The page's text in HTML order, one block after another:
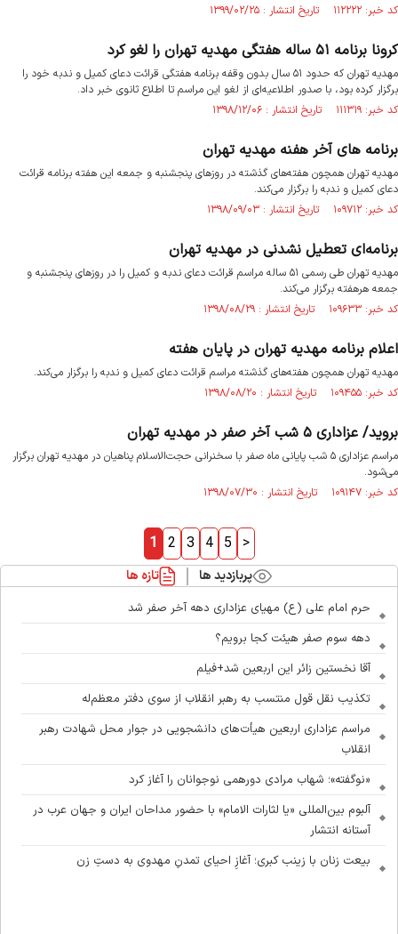
کد خبر: ۱۱۲۲۲۲ تاریخ انتشار : ۱۳۹۹/۰۲/۲۵
کرونا برنامه ۵۱ ساله هفتگی مهدیه تهران را لغو کرد
مهدیه تهران که حدود ۵۱ سال بدون وقفه برنامه هفتگی قرائت دعای کمیل و ندبه خود را
برگزار کرده بود، با صدور اطلاعیه‌ای از لغو این مراسم تا اطلاع ثانوی خبر داد.
کد خبر: ۱۱۱۳۱۹ تاریخ انتشار : ۱۳۹۸/۱۲/۰۶
برنامه های آخر هفنه مهدیه تهران
مهدیه تهران همچون هفته‌های گذشته در روز‌های پنجشنبه و جمعه این هفته برنامه قرائت
دعای کمیل و ندبه را برگزار می‌کند.
کد خبر: ۱۰۹۷۱۲ تاریخ انتشار : ۱۳۹۸/۰۹/۰۳
برنامه‌ای تعطیل نشدنی در مهدیه تهران
مهدیه تهران طی رسمی ۵۱ ساله مراسم قرائت دعای ندبه و کمیل را در روزهای پنجشنبه و
جمعه هرهفته برگزار می‌کند.
کد خبر: ۱۰۹۶۳۳ تاریخ انتشار : ۱۳۹۸/۰۸/۲۹
اعلام برنامه مهدیه تهران در پایان هفته
مهدیه تهران همچون هفته‌های گذشته مراسم قرائت دعای کمیل و ندبه را برگزار می‌کند.
کد خبر: ۱۰۹۴۵۵ تاریخ انتشار : ۱۳۹۸/۰۸/۲۰
بروید/ عزاداری ۵ شب آخر صفر در مهدیه تهران
مراسم عزاداری ۵ شب پایانی ماه صفر با سخنرانی حجت‌الاسلام پناهیان در مهدیه تهران برگزار
می‌شود.
کد خبر: ۱۰۹۱۴۷ تاریخ انتشار : ۱۳۹۸/۰۷/۳۰
1 2 3 4 5 >
پربازدید ها تازه ها
حرم امام علی (ع) مهیای عزاداری دهه آخر صفر شد
دهه سوم صفر هیئت کجا برویم؟
آقا نخستین زائر این اربعین شد+فیلم
تکذیب نقل قول منتسب به رهبر انقلاب از سوی دفتر معظم‌له
مراسم عزاداری اربعین هیأت‌های دانشجویی در جوار محل شهادت رهبر
انقلاب
«نوگفته»؛ شهاب مرادی دورهمی نوجوانان را آغاز کرد
آلبوم بین‌المللی «یا لثارات الامام» با حضور مداحان ایران و جهان عرب در
آستانه انتشار
بیعت زنان با زینب کبری؛ آغازِ احیای تمدنِ مهدوی به دستِ زن